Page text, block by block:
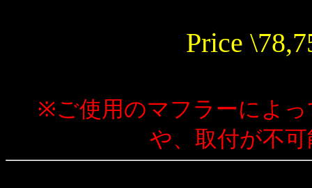
Price
※ご使用のマフラーによ
や、取付が不